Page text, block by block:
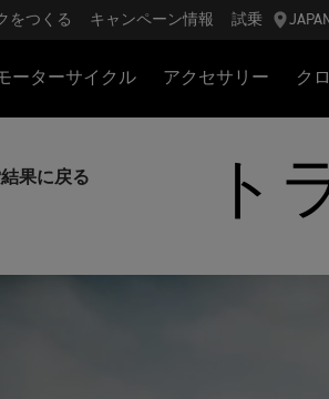
をつくる キャンペーン情報 試乗
ーターサイクル アクセサリー ク
果に戻る ト